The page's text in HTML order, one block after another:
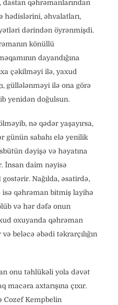
dastan qəhrəmanlarından
hədislərini, əhvalatları,
dərindən öyrənmişdi.
könüllü
dayandığına
çəkilməyi ilə, yaxud
güllələnməyi ilə ona görə
yenidən doğulsun.
nə qədər yaşayırsa,
günün sabahı elə yenilik
dəyişə və həyatına
İnsan daim nəyisə
Nağılda, əsatirdə,
qəhrəman bitmiş layihə
və hər dəfə onun
oxuyanda qəhrəman
beləcə əbədi təkrarçılığın
onu təhlükəli yola dəvət
macəra axtarışına çıxır.
Cozef Kempbelin